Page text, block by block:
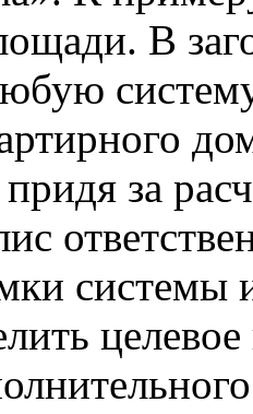
В
придя за
системы